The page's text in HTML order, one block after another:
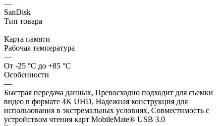
—
SanDisk
Тип товара
—
Карта памяти
Рабочая температура
—
От -25 °C до +85 °C
Особенности
—
Быстрая передача данных, Превосходно подходит для съемки
видео в формате 4K UHD, Надежная конструкция для
использования в экстремальных условиях, Совместимость с
устройством чтения карт MobileMate® USB 3.0